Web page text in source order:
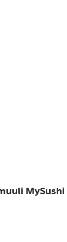
MySushi